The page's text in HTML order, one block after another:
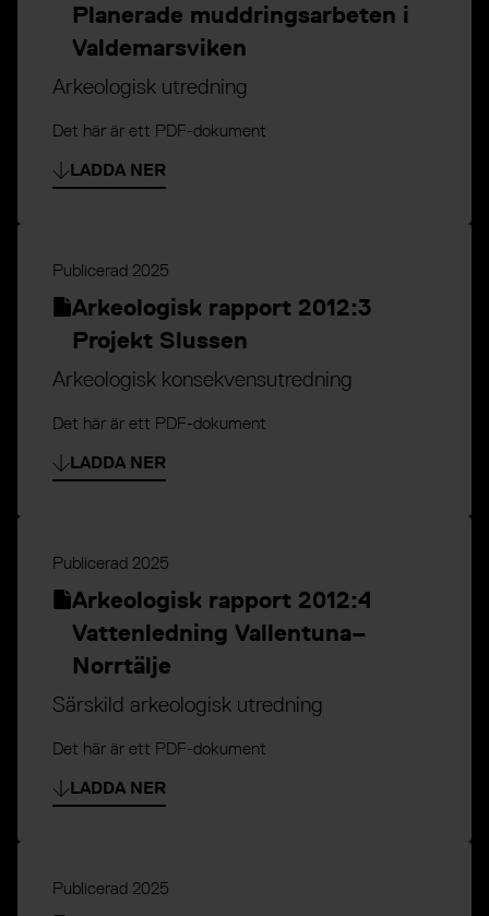
Planerade muddringsarbeten i
Valdemarsviken
Arkeologisk utredning
Det här är ett PDF-dokument
LADDA NER
Publicerad 2025
Arkeologisk rapport 2012:3
Projekt Slussen
Arkeologisk konsekvensutredning
Det här är ett PDF-dokument
LADDA NER
Publicerad 2025
Arkeologisk rapport 2012:4
Vattenledning Vallentuna–
Norrtälje
Särskild arkeologisk utredning
Det här är ett PDF-dokument
LADDA NER
Publicerad 2025